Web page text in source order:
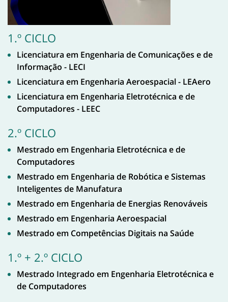
1.º CICLO
Licenciatura em Engenharia de Comunicações e de
Informação - LECI
Licenciatura em Engenharia Aeroespacial - LEAero
Licenciatura em Engenharia Eletrotécnica e de
Computadores - LEEC
2.º CICLO
Mestrado em Engenharia Eletrotécnica e de
Computadores
Mestrado em Engenharia de Robótica e Sistemas
Inteligentes de Manufatura
Mestrado em Engenharia de Energias Renováveis
Mestrado em Engenharia Aeroespacial
Mestrado em Competências Digitais na Saúde
1.º + 2.º CICLO
Mestrado Integrado em Engenharia Eletrotécnica e
de Computadores